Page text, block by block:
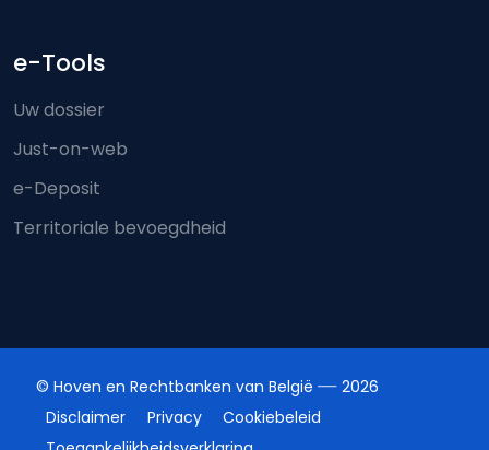
e-Tools
Uw dossier
Just-on-web
e-Deposit
Territoriale bevoegdheid
© Hoven en Rechtbanken van België
2026
Disclaimer
Privacy
Cookiebeleid